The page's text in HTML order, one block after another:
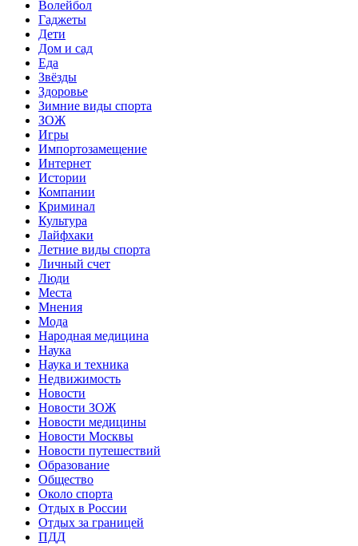
Волейбол
Гаджеты
Дети
Дом и сад
Еда
Звёзды
Здоровье
Зимние виды спорта
ЗОЖ
Игры
Импортозамещение
Интернет
Истории
Компании
Криминал
Культура
Лайфхаки
Летние виды спорта
Личный счет
Люди
Места
Мнения
Мода
Народная медицина
Наука
Наука и техника
Недвижимость
Новости
Новости ЗОЖ
Новости медицины
Новости Москвы
Новости путешествий
Образование
Общество
Около спорта
Отдых в России
Отдых за границей
ПДД